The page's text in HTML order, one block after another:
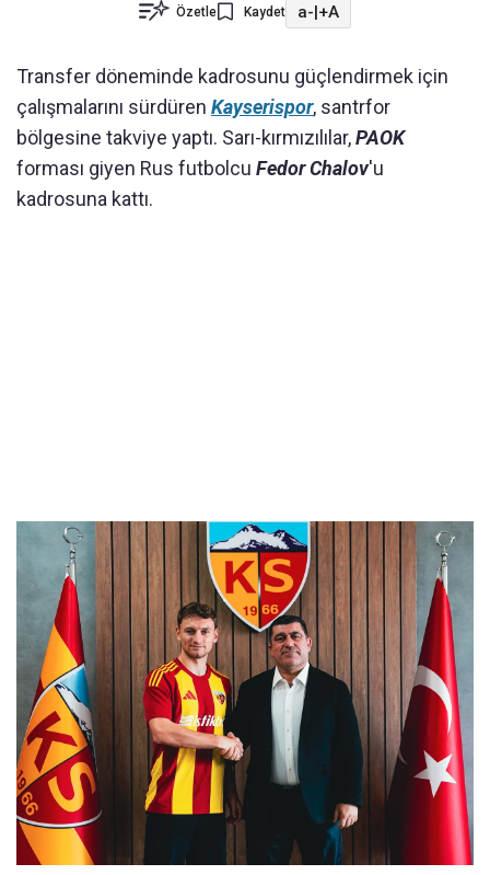
Özetle Kaydet a-|+A
Transfer döneminde kadrosunu güçlendirmek için
çalışmalarını sürdüren Kayserispor, santrfor
bölgesine takviye yaptı. Sarı-kırmızılılar,PAOK
forması giyen Rus futbolcu Fedor Chalov'u
kadrosuna kattı.